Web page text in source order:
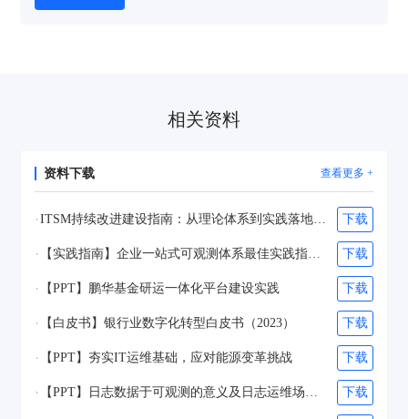
相关资料
资料下载 查看更多 +
ITSM持续改进建设指南：从理论体系到实践落地（2026） 下载
【实践指南】企业一站式可观测体系最佳实践指南（2025） 下载
【PPT】鹏华基金研运一体化平台建设实践 下载
【白皮书】银行业数字化转型白皮书（2023） 下载
【PPT】夯实IT运维基础，应对能源变革挑战 下载
【PPT】日志数据于可观测的意义及日志运维场景和工具实践-夏子承&杨诗琪 下载